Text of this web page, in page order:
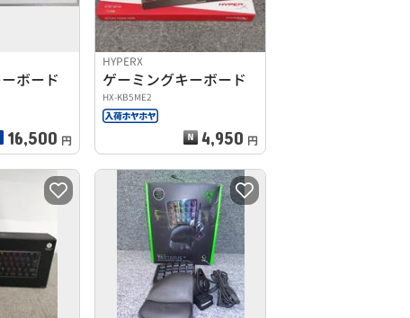
ボード
16,500 円
HYPERX
ゲーミングキーボード
HX-KB5ME2
4,950 円